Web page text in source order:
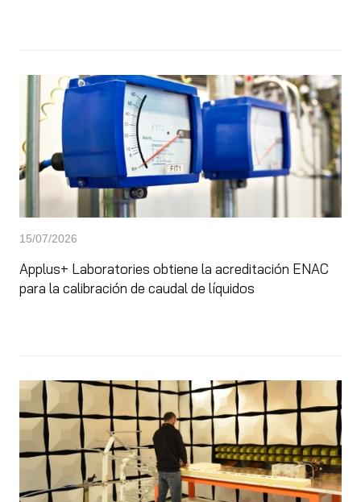
15/07/2026
Applus+ Laboratories obtiene la acreditación ENAC
para la calibración de caudal de líquidos